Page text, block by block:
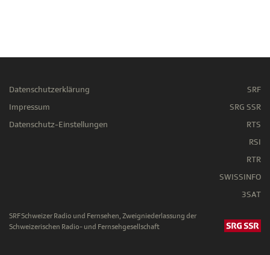
Datenschutzerklärung
Impressum
Datenschutz-Einstellungen
SRF
SRG SSR
RTS
RSI
RTR
SWISSINFO
3SAT
SRF Schweizer Radio und Fernsehen, Zweigniederlassung der
Schweizerischen Radio- und Fernsehgesellschaft